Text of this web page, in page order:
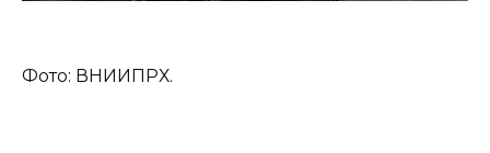
Фото: ВНИИПРХ.